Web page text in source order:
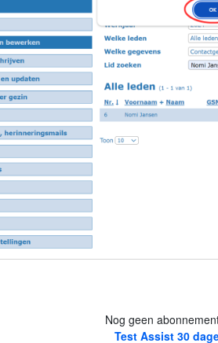
Nog geen
Test Assist 30